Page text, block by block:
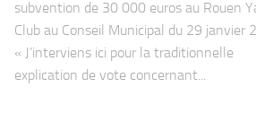
subvention de 30 000 euros au Rouen
Club au Conseil Municipal du 29 janvier
« J’interviens ici pour la traditionnelle
explication de vote concernant...